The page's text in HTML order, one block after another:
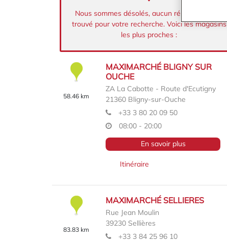
Nous sommes désolés, aucun résultat n’a été
trouvé pour votre recherche. Voici les magasins
les plus proches :
58.46 km
MAXIMARCHÉ BLIGNY SUR
OUCHE
ZA La Cabotte - Route d'Ecutigny
21360 Bligny-sur-Ouche
+33 3 80 20 09 50
08:00 - 20:00
En savoir plus
Itinéraire
83.83 km
MAXIMARCHÉ SELLIERES
Rue Jean Moulin
39230 Sellières
+33 3 84 25 96 10